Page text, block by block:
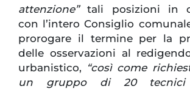
attenzione”tali posizioni in
con l’intero Consiglio
prorogare il termine per la
delle osservazioni al
urbanistico, “così come
un gruppo di 20 tecnici